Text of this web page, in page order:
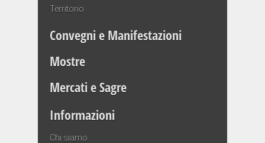
Territorio
Convegni e Manifestazioni
Mostre
Mercati e Sagre
Informazioni
Chi siamo